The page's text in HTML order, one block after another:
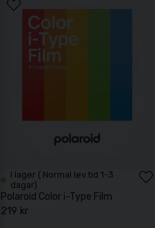
I lager ( Normal lev.tid 1-3
dagar)
Polaroid Color i-Type Film
219 kr